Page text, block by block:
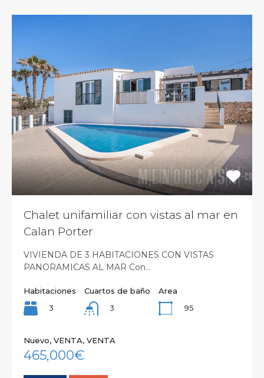
Chalet unifamiliar con vistas al mar en
Calan Porter
VIVIENDA DE 3 HABITACIONES CON VISTAS
PANORAMICAS AL MAR Con…
Habitaciones
3
Cuartos de baño
3
Area
95
Nuevo, VENTA, VENTA
465,000€